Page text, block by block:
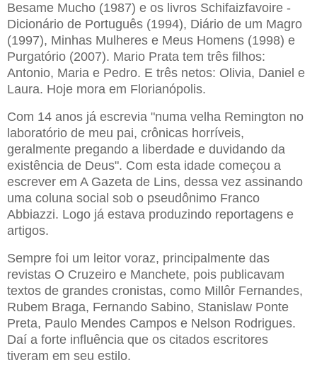
Besame Mucho (1987) e os livros Schifaizfavoire -
Dicionário de Português (1994), Diário de um Magro
(1997), Minhas Mulheres e Meus Homens (1998) e
Purgatório (2007). Mario Prata tem três filhos:
Antonio, Maria e Pedro. E três netos: Olivia, Daniel e
Laura. Hoje mora em Florianópolis.
Com 14 anos já escrevia "numa velha Remington no
laboratório de meu pai, crônicas horríveis,
geralmente pregando a liberdade e duvidando da
existência de Deus". Com esta idade começou a
escrever em A Gazeta de Lins, dessa vez assinando
uma coluna social sob o pseudônimo Franco
Abbiazzi. Logo já estava produzindo reportagens e
artigos.
Sempre foi um leitor voraz, principalmente das
revistas O Cruzeiro e Manchete, pois publicavam
textos de grandes cronistas, como Millôr Fernandes,
Rubem Braga, Fernando Sabino, Stanislaw Ponte
Preta, Paulo Mendes Campos e Nelson Rodrigues.
Daí a forte influência que os citados escritores
tiveram em seu estilo.